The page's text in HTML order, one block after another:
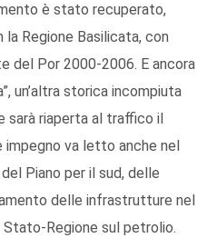
è stato recuperato,
Regione Basilicata, con
del Por 2000-2006. E ancora
un’altra storica incompiuta
sarà riaperta al traffico il
va letto anche nel
Piano per il sud, delle
delle infrastrutture nel
Regione sul petrolio.